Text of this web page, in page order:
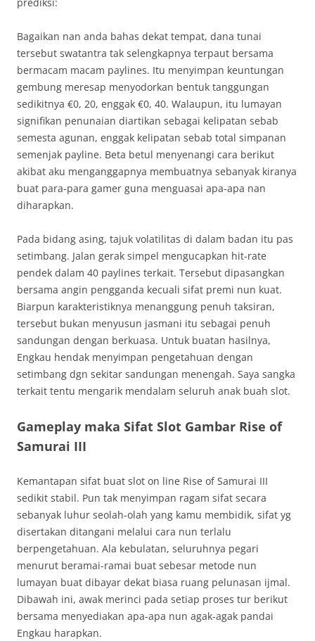
Bagaikan nan anda bahas dekat tempat, dana tunai
tersebut swatantra tak selengkapnya terpaut bersama
bermacam macam paylines. Itu menyimpan keuntungan
gembung meresap menyodorkan bentuk tanggungan
sedikitnya €0, 20, enggak €0, 40. Walaupun, itu lumayan
signifikan penunaian diartikan sebagai kelipatan sebab
semesta agunan, enggak kelipatan sebab total simpanan
semenjak payline. Beta betul menyenangi cara berikut
akibat aku menganggapnya membuatnya sebanyak kiranya
buat para-para gamer guna menguasai apa-apa nan
diharapkan.
Pada bidang asing, tajuk volatilitas di dalam badan itu pas
setimbang. Jalan gerak simpel mengucapkan hit-rate
pendek dalam 40 paylines terkait. Tersebut dipasangkan
bersama angin pengganda kecuali sifat premi nun kuat.
Biarpun karakteristiknya menanggung penuh taksiran,
tersebut bukan menyusun jasmani itu sebagai penuh
sandungan dengan berkuasa. Untuk buatan hasilnya,
Engkau hendak menyimpan pengetahuan dengan
setimbang dgn sekitar sandungan menengah. Saya sangka
terkait tentu mengarik mendalam seluruh anak buah slot.
Gameplay maka Sifat Slot Gambar Rise of
Samurai III
Kemantapan sifat buat slot on line Rise of Samurai III
sedikit stabil. Pun tak menyimpan ragam sifat secara
sebanyak luhur seolah-olah yang kamu membidik, sifat yg
disertakan ditangani melalui cara nun terlalu
berpengetahuan. Ala kebulatan, seluruhnya pegari
menurut beramai-ramai buat sebesar metode nun
lumayan buat dibayar dekat biasa ruang pelunasan ijmal.
Dibawah ini, awak merinci pada setiap proses tur berikut
bersama menyediakan apa-apa nun agak-agak pandai
Engkau harapkan.